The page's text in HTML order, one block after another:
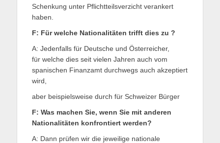
Schenkung unter Pflichtteilsverzicht verankert
haben.
F: Für welche Nationalitäten trifft dies zu ?
A: Jedenfalls für Deutsche und Österreicher,
für welche dies seit vielen Jahren auch vom
spanischen Finanzamt durchwegs auch akzeptiert
wird,
aber beispielsweise durch für Schweizer Bürger
F: Was machen Sie, wenn Sie mit anderen
Nationalitäten konfrontiert werden?
A: Dann prüfen wir die jeweilige nationale